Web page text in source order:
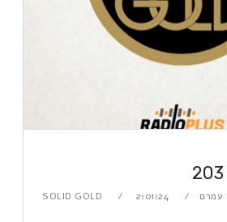
עמרם SOLID GOLD
2:01:24